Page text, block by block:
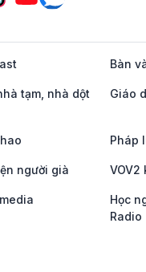
Bàn
tạm, nhà dột
Giáo
Pháp
người già VOV2
Học
Radio